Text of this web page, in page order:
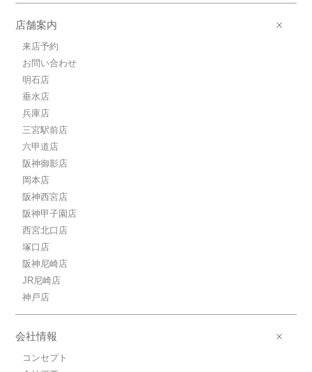
店舗案内
来店予約
お問い合わせ
明石店
垂水店
兵庫店
三宮駅前店
六甲道店
阪神御影店
岡本店
阪神西宮店
阪神甲子園店
西宮北口店
塚口店
阪神尼崎店
JR尼崎店
神戸店
会社情報
コンセプト